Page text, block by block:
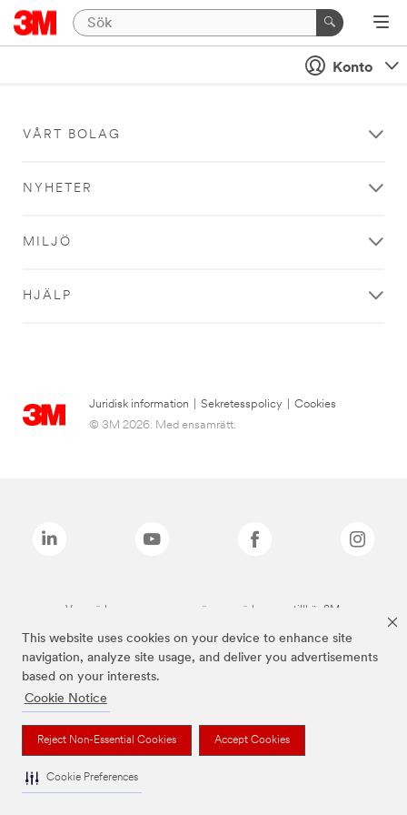
This website uses cookies on your device to enhance site
navigation, analyze site usage, and deliver you advertisements
based on your interests.
Cookie Notice
Reject Non-Essential Cookies Accept Cookies
Cookie Preferences
Konto
VÅRT BOLAG
NYHETER
MILJÖ
HJÄLP
Juridisk information Sekretesspolicy
Cookies
© 3M 2026. Med ensamrätt.
Varumärken som anges ovan är varumärken som tillhör 3M.